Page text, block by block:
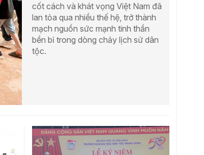
cốt cách và khát vọng Việt Nam đã
lan tỏa qua nhiều thế hệ, trở thành
mạch nguồn sức mạnh tinh thần
bền bỉ trong dòng chảy lịch sử dân
tộc.